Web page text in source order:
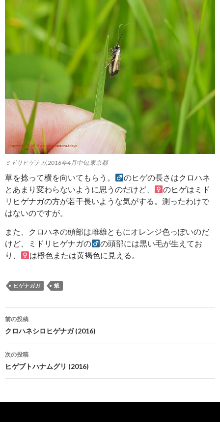
ミドリヒゲナガ,2016年4月中旬,東京都
草を捻って横を向いてもらう。
のヒゲの長さはクロハネ
とあまり変わらないように思うのだけど、
のヒゲはミド
リヒゲナガの方が若干長いような気がする。測ったわけで
はないのですが。
また、クロハネの頭部は雌雄ともにオレンジ色っぽいのだ
けど、ミドリヒゲナガの
の頭部には黒い毛が生えてお
り、
は橙色または黄褐色に見える。
ヒゲナガガ 蛾
投
稿
ナ
ビ
ゲ
ー
前の投稿
クロハネシロヒゲナガ (2016)
次の投稿
ヒゲブトハナムグリ (2016)